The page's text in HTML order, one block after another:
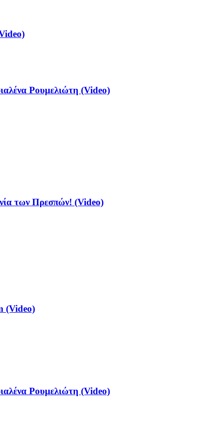
Ρουμελιώτη (Video)
των Πρεσπών! (Video)
(Video)
Ρουμελιώτη (Video)